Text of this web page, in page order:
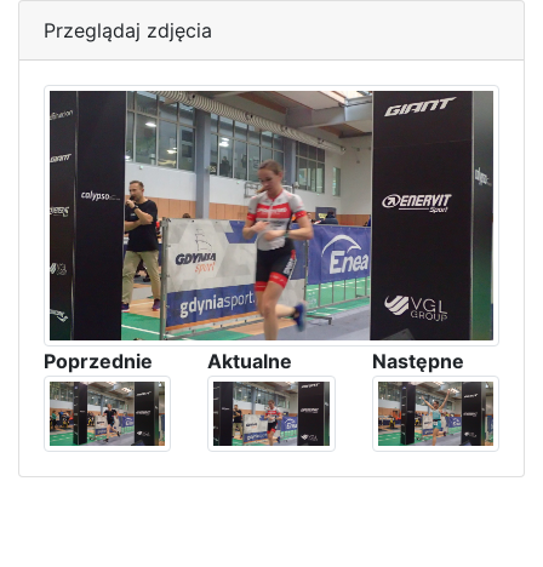
Przeglądaj zdjęcia
Poprzednie Aktualne Następne